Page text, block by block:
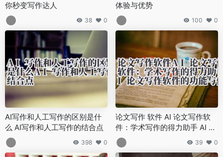
你秒变写作达人
38 0
体验与优势
100 0
AI写作和人工写作的区别是什
么 AI写作和人工写作的结合点
398 0
论文写作 软件 AI 论文写作软
件：学术写作的得力助手 AI 论
文写作软件的功能与使用策略
39 0